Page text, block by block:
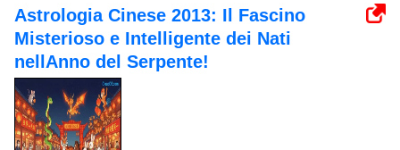
Astrologia Cinese 2013: Il Fascino
Misterioso e Intelligente dei Nati
nellAnno del Serpente!